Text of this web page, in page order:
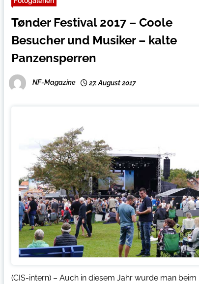
Tønder Festival 2017 – Coole
Besucher und Musiker – kalte
Panzensperren
NF-Magazine 27. August 2017
(CIS-intern) – Auch in diesem Jahr wurde man beim